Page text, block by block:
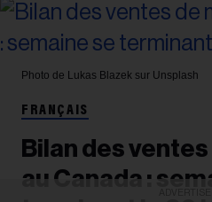
Photo de Lukas Blazek sur Unsplash
FRANÇAIS
Bilan des
au Canada :